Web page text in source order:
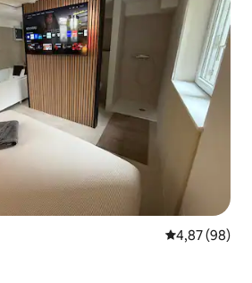
Évaluation
4,87 (98)